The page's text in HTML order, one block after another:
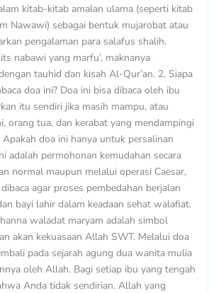
kitab-kitab amalan ulama (seperti kitab
Nawawi) sebagai bentuk mujarobat atau
pengalaman para salafus shalih.
nabawi yang marfu’, maknanya
tauhid dan kisah Al-Qur’an. 2. Siapa
doa ini? Doa ini bisa dibaca oleh ibu
itu sendiri jika masih mampu, atau
orang tua, dan kerabat yang mendampingi
doa ini hanya untuk persalinan
adalah permohonan kemudahan secara
normal maupun melalui operasi Caesar,
agar proses pembedahan berjalan
bayi lahir dalam keadaan sehat walafiat.
waladat maryam adalah simbol
akan kekuasaan Allah SWT. Melalui doa
pada sejarah agung dua wanita mulia
oleh Allah. Bagi setiap ibu yang tengah
Anda tidak sendirian. Allah yang